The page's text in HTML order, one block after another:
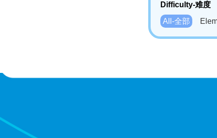
Difficulty-难度
All-全部